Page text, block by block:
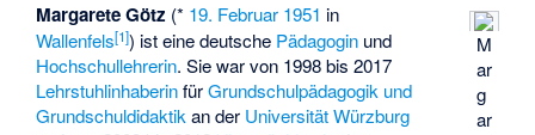
M
ar
g
ar
Margarete Götz (* 19. Februar 1951 in
Wallenfels[1]) ist eine deutsche Pädagogin und
Hochschullehrerin. Sie war von 1998 bis 2017
LehrstuhlinhaberinfürGrundschulpädagogik und
Grundschuldidaktikan der Universität Würzburg